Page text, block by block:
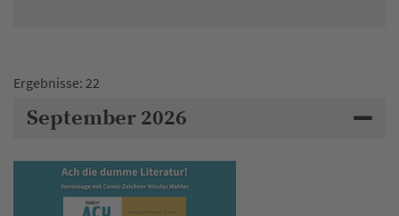
Ergebnisse: 22
September 2026